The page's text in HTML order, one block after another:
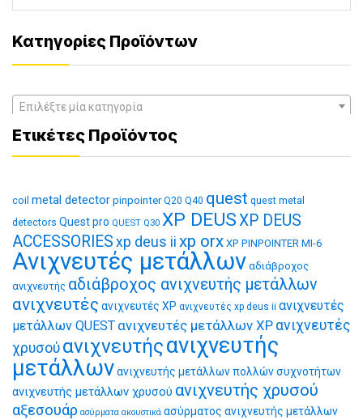
Κατηγορίες Προϊόντων
Επιλέξτε μία κατηγορία
Ετικέτες Προϊόντος
coil metal detector pinpointer Q20 Q40 quest quest metal
detectors Quest pro QUEST Q30 XP DEUSXP DEUS
ACCESSORIES xp deus ii xp orx XP PINPOINTER MI-6
Ανιχνευτές μετάλλων αδιάβροχος
ανιχνευτής αδιάβροχος ανιχνευτής μετάλλων
ανιχνευτές ανιχνευτές XP ανιχνευτές xp deus ii ανιχνευτές
μετάλλων QUEST ανιχνευτές μετάλλων XP ανιχνευτές
χρυσού ανιχνευτήςανιχνευτής
μετάλλωνανιχνευτής μετάλλων πολλών συχνοτήτων
ανιχνευτής μετάλλων χρυσού ανιχνευτής χρυσού
αξεσουάρ ασύρματα ακουστικά ασύρματος ανιχνευτής μετάλλων